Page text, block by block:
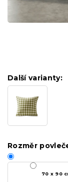
Další varianty:
Rozměr
70 x 90